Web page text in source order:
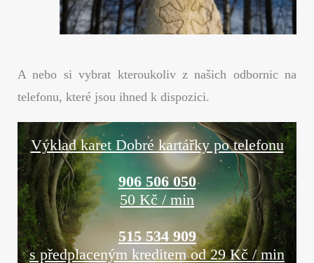
A nebo si vybrat kteroukoliv z našich odbornic na
telefonu, které jsou ihned k dispozici.
Výklad karet Dobré kartářky po telefonu
906 506 050
50 Kč / min
515 534 909
s předplaceným kreditem od 29 Kč / min